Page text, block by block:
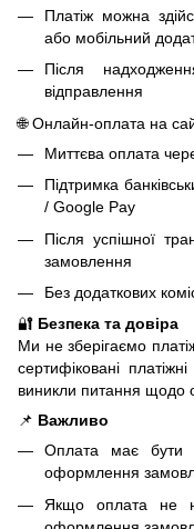
Платіж можна
або мобільний
Після
відправлення
🌐 Онлайн-оплата на
Миттєва оплата
Підтримка
/ Google Pay
Після успішної
замовлення
Без додаткових
🔐 Безпека та довіра
Ми не зберігаємо
сертифіковані
виникли питання щодо
📌 Важливо
Оплата має бути
оформлення
Якщо оплата не